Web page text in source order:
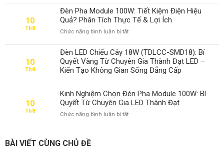
Điện
Hiệu
Quả?
Phân
Thực
Tế
&
10
Th8
Đèn Pha Module 100W: Tiết Kiệm Điện Hiệu
Quả? Phân Tích Thực Tế & Lợi Ích
Chức năng bình luận bị tắtở
Pha
Module
100W:
Tiết
Điện
Hiệu
Quả?
Phân
10
Th8
Đèn LED Chiếu Cây 18W (TDLCC-SMD18): Bí
Quyết Vàng Từ Chuyên Gia Thành Đạt LED –
Kiến Tạo Không Gian Sống Đẳng Cấp
10
Th8
Kinh Nghiệm Chọn Đèn Pha Module 100W: Bí
Quyết Từ Chuyên Gia LED Thành Đạt
Chức năng bình luận bị tắtở
BÀI VIẾT CÙNG CHỦ ĐỀ